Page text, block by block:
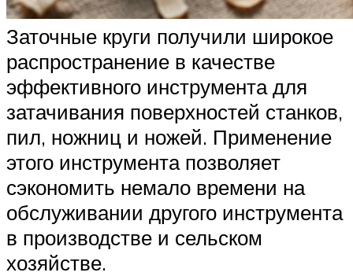
Заточные круги получили широкое
распространение в качестве
эффективного инструмента для
затачивания поверхностей станков,
пил, ножниц и ножей. Применение
этого инструмента позволяет
сэкономить немало времени на
обслуживании другого инструмента
в производстве и сельском
хозяйстве.